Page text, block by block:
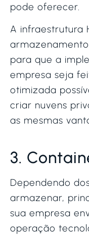
pode oferecer.
A infraestrutura
para que a
empresa seja
otimizada
criar nuvens
as mesmas
3.
Dependendo
armazenar,
sua empresa
operação